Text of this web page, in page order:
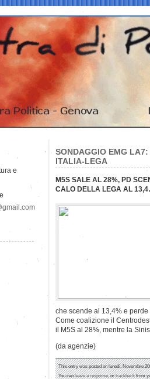
SONDAGGIO EMG
ITALIA-LEGA
M5S SALE AL 28%, PD
CALO DELLA LEGA AL
che scende al 13,4% e
Come coalizione il
il M5S al 28%, mentre la
(da agenzie)
This entry was posted on lunedì, Novembre
You canleave a response, ortrackbackfrom
e